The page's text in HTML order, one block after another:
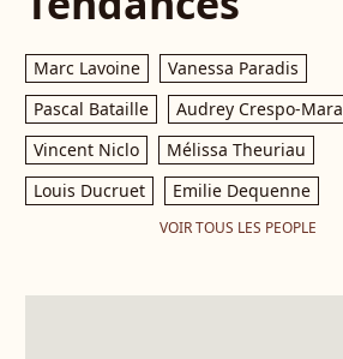
Marc Lavoine
Vanessa Paradis
Pascal Bataille
Audrey Crespo-Mara
Vincent Niclo
Mélissa Theuriau
Louis Ducruet
Emilie Dequenne
VOIR TOUS LES PEOPLE